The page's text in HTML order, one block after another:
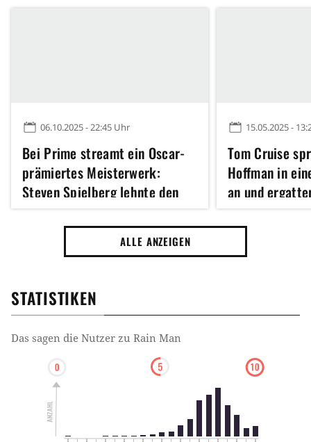
06.10.2025 - 22:45 Uhr
Bei Prime streamt ein Oscar-
prämiertes Meisterwerk:
Steven Spielberg lehnte den
Film ab und bereute es später
15.05.2025 -
Tom Cruise
Hoffman in
an und
eine seiner
so hartnäckig"
ALLE ANZEIGEN
STATISTIKEN
Das sagen die Nutzer zu Rain Man